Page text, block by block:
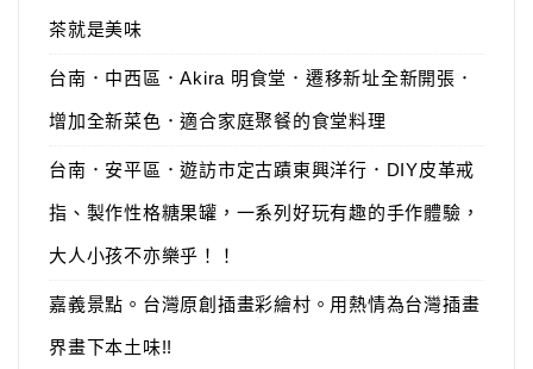
茶就是美味
台南．中西區．Akira 明食堂．遷移新址全新開張．
增加全新菜色．適合家庭聚餐的食堂料理
台南．安平區．遊訪市定古蹟東興洋行．DIY皮革戒
指、製作性格糖果罐，一系列好玩有趣的手作體驗，
大人小孩不亦樂乎！！
嘉義景點。台灣原創插畫彩繪村。用熱情為台灣插畫
界畫下本土味!!